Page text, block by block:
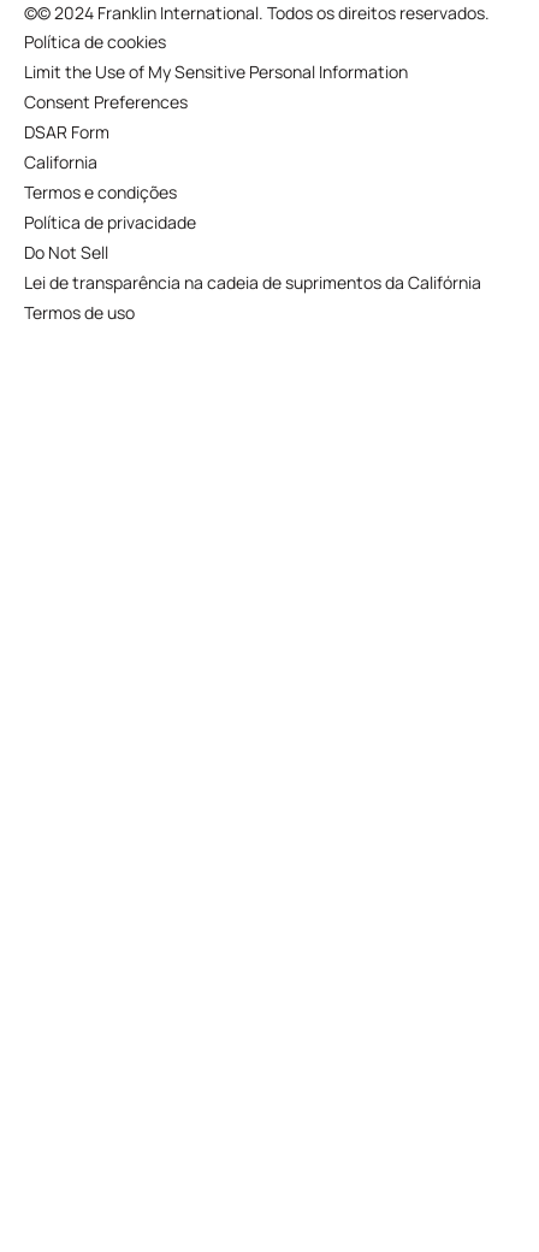
©© 2024 Franklin International. Todos os direitos reservados.
Política de cookies
Limit the Use of My Sensitive Personal Information
Consent Preferences
DSAR Form
California
Termos e condições
Política de privacidade
Do Not Sell
Lei de transparência na cadeia de suprimentos da Califórnia
Termos de uso